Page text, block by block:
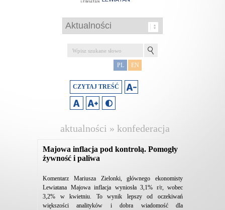
PL EN
CZYTAJ TREŚĆ
aktualności » konfederacja
Majowa inflacja pod kontrolą. Pomogły
żywność i paliwa
Komentarz Mariusza Zielonki, głównego ekonomisty
Lewiatana Majowa inflacja wyniosła 3,1% r/r, wobec
3,2% w kwietniu. To wynik lepszy od oczekiwań
większości analityków i dobra wiadomość dla